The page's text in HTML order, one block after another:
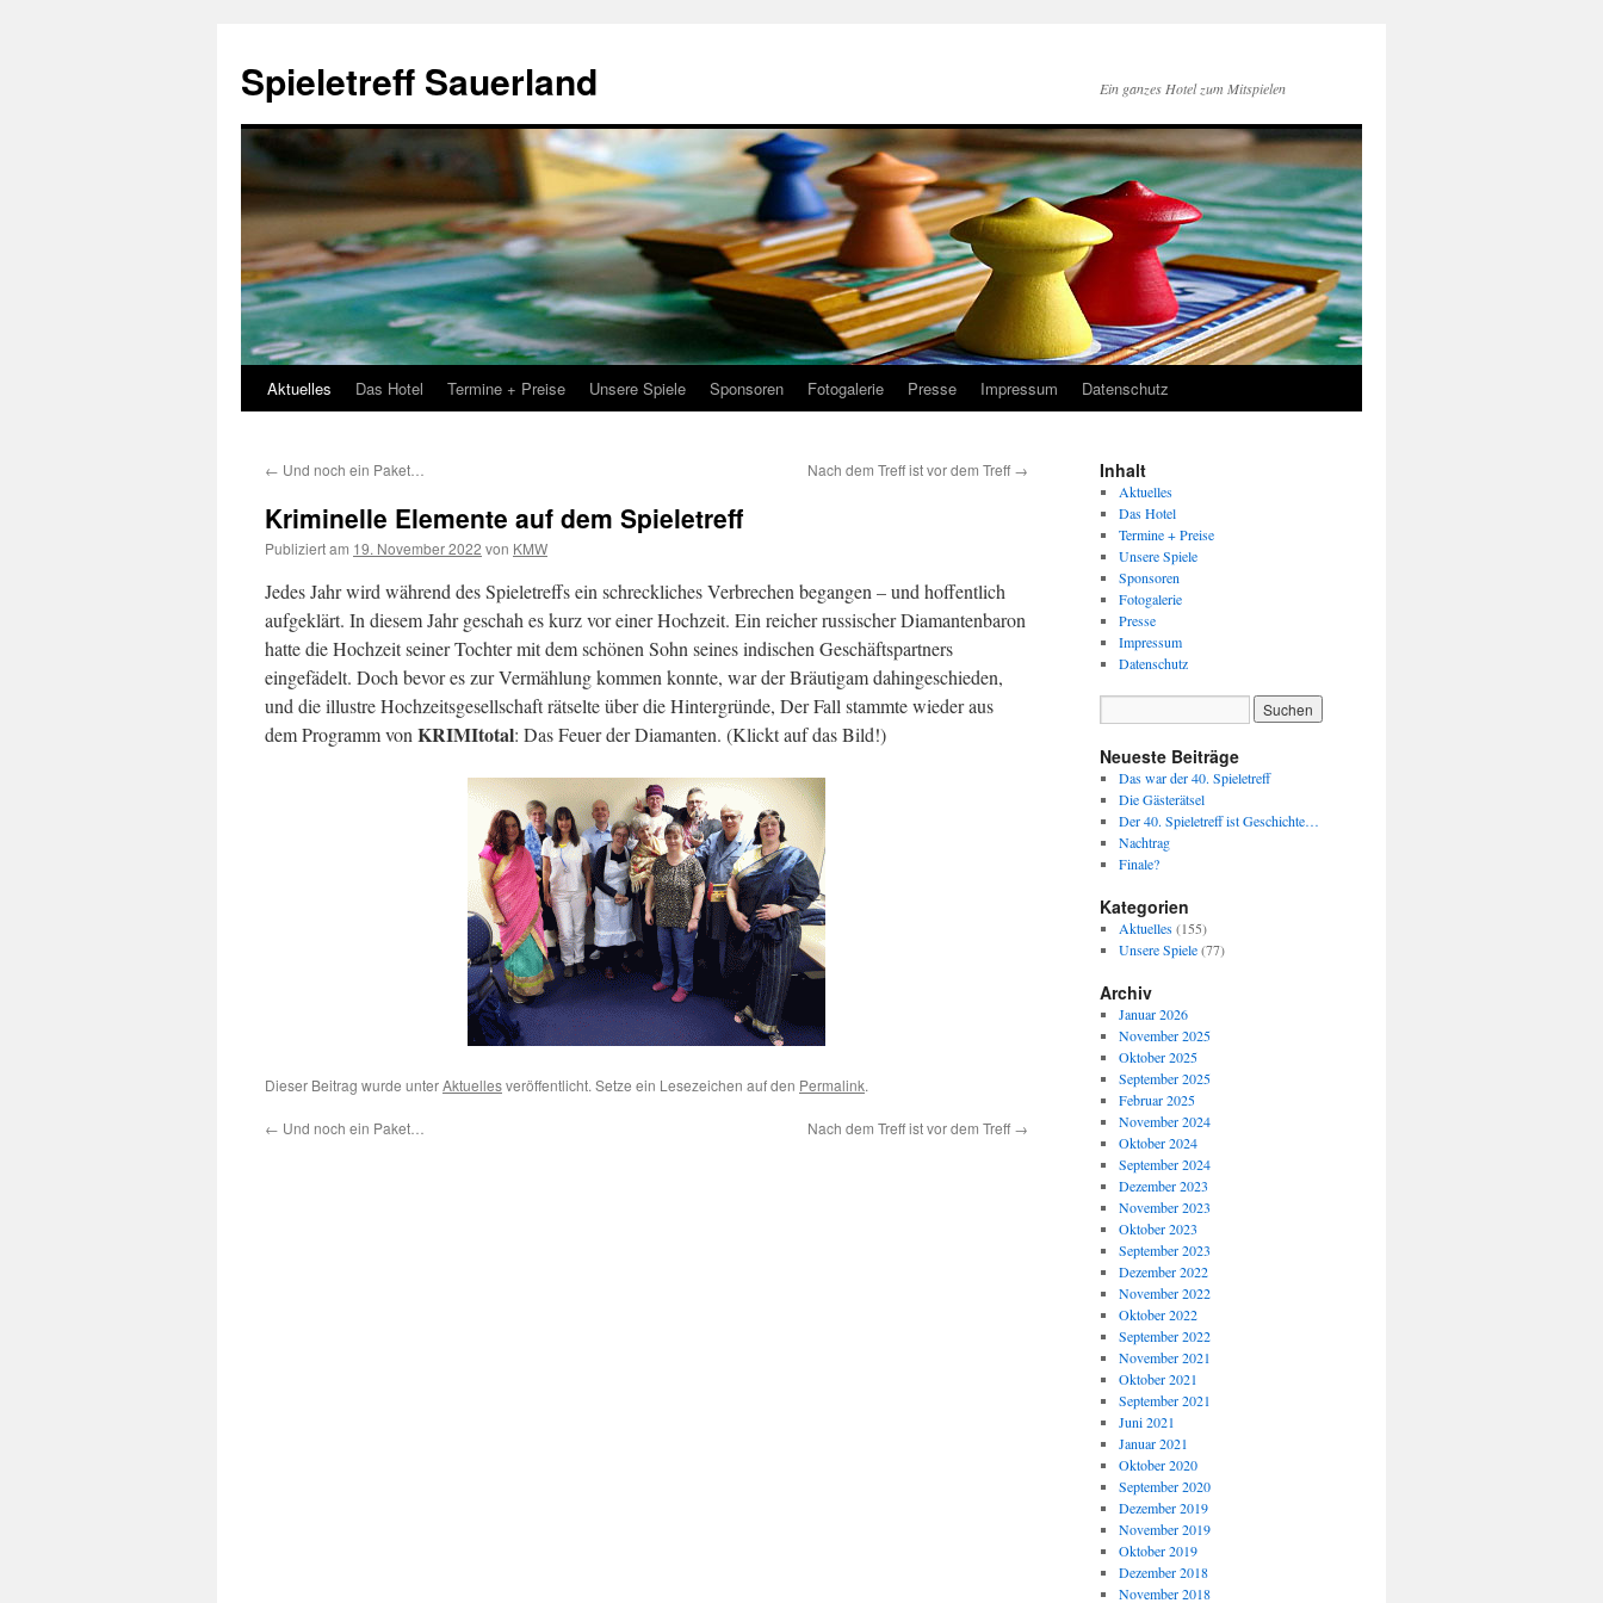
Spieletreff Sauerland Ein ganzes Hotel zum Mitspielen
Zum
springen
Aktuelles Das Hotel Termine + Preise Unsere Spiele Sponsoren Fotogalerie Presse Impressum Datenschutz
← Und noch ein Paket… Nach dem Treff ist vor dem Treff →
Kriminelle Elemente auf dem Spieletreff
Publiziert am 19. November 2022 von KMW
Jedes Jahr wird während des Spieletreffs ein schreckliches Verbrechen begangen – und hoffentlich
aufgeklärt. In diesem Jahr geschah es kurz vor einer Hochzeit. Ein reicher russischer Diamantenbaron
hatte die Hochzeit seiner Tochter mit dem schönen Sohn seines indischen Geschäftspartners
eingefädelt. Doch bevor es zur Vermählung kommen konnte, war der Bräutigam dahingeschieden,
und die illustre Hochzeitsgesellschaft rätselte über die Hintergründe, Der Fall stammte wieder aus
dem Programm von KRIMItotal: Das Feuer der Diamanten. (Klickt auf das Bild!)
Dieser Beitrag wurde unterAktuellesveröffentlicht. Setze ein Lesezeichen auf den Permalink.
← Und noch ein Paket… Nach dem Treff ist vor dem Treff →
Inhalt
Aktuelles
Das Hotel
Termine + Preise
Unsere Spiele
Sponsoren
Fotogalerie
Presse
Impressum
Datenschutz
Neueste Beiträge
Das war der 40. Spieletreff
Die Gästerätsel
Der 40. Spieletreff ist Geschichte…
Nachtrag
Finale?
Kategorien
Aktuelles(155)
Unsere Spiele(77)
Archiv
Januar 2026
November 2025
Oktober 2025
September 2025
Februar 2025
November 2024
Oktober 2024
September 2024
Dezember 2023
November 2023
Oktober 2023
September 2023
Dezember 2022
November 2022
Oktober 2022
September 2022
November 2021
Oktober 2021
September 2021
Juni 2021
Januar 2021
Oktober 2020
September 2020
Dezember 2019
November 2019
Oktober 2019
Dezember 2018
November 2018